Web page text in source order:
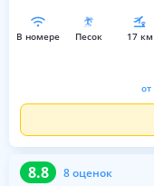
в номере песок 17 км
от
8.8 8 оценок
8.8 8 оценок